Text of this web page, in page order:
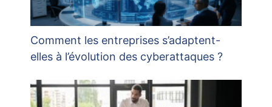
Comment les entreprises s’adaptent-
elles à l’évolution des cyberattaques ?